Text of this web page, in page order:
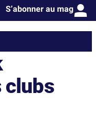
S’abonner au mag
clubs